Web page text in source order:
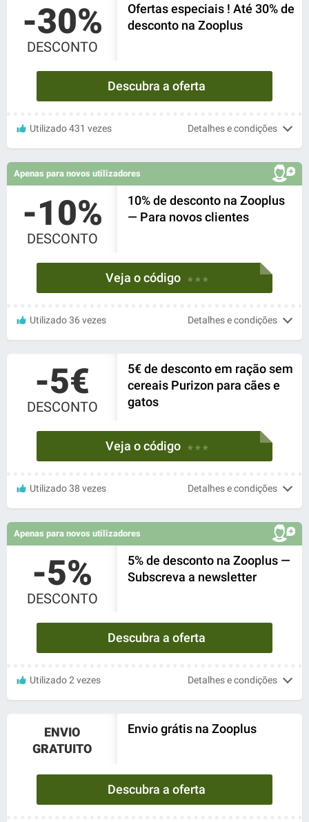
-30%
DESCONTO
Ofertas especiais ! Até 30% de
desconto na Zooplus
Descubra a oferta
Utilizado 431 vezes Detalhes e condições
Apenas para novos utilizadores
-10%
DESCONTO
10% de desconto na Zooplus
— Para novos clientes
Veja o código * * *
Utilizado 36 vezes Detalhes e condições
-5€
DESCONTO
5€ de desconto em ração sem
cereais Purizon para cães e
gatos
Veja o código * * *
Utilizado 38 vezes Detalhes e condições
Apenas para novos utilizadores
-5%
DESCONTO
5% de desconto na Zooplus —
Subscreva a newsletter
Descubra a oferta
Utilizado 2 vezes Detalhes e condições
ENVIO
GRATUITO
Envio grátis na Zooplus
Descubra a oferta